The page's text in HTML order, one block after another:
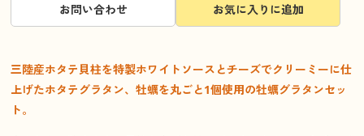
お問い合わせ お気に入りに追加
三陸産ホタテ貝柱を特製ホワイトソースとチーズでクリーミーに仕
上げたホタテグラタン、牡蠣を丸ごと1個使用の牡蠣グラタンセッ
ト。